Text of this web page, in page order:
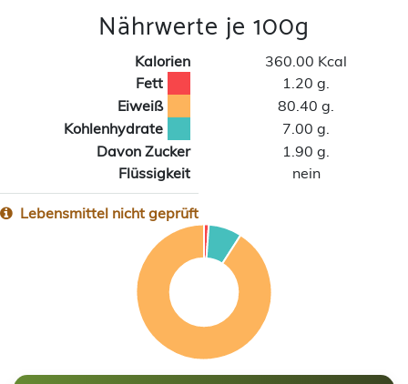
Nährwerte je 100g
Kalorien
360.00 Kcal
Fett
1.20 g.
Eiweiß
80.40 g.
Kohlenhydrate
7.00 g.
Davon Zucker
1.90 g.
Flüssigkeit
nein
Lebensmittel nicht geprüft